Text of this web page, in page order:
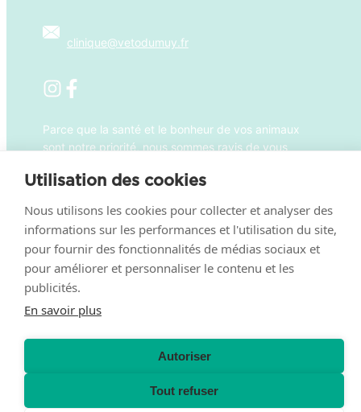
Utilisation des cookies
Nous utilisons les cookies pour collecter et analyser des
informations sur les performances et l'utilisation du site,
pour fournir des fonctionnalités de médias sociaux et
pour améliorer et personnaliser le contenu et les
publicités.
En savoir plus
Autoriser
Tout refuser
clinique@vetodumuy.fr
Parce que la santé et le bonheur de vos animaux
sont notre priorité, nous sommes ravis de vous
14h à 19h, et le samedi de 9h à 13h.
Mentions légales–Politique de confidentialité–
Conditions générales de fonctionnement
vétérinaire Micocoulier fait partie de la